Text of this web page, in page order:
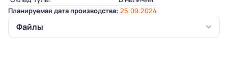
Планируемая дата производства: 25.09.2024
Файлы